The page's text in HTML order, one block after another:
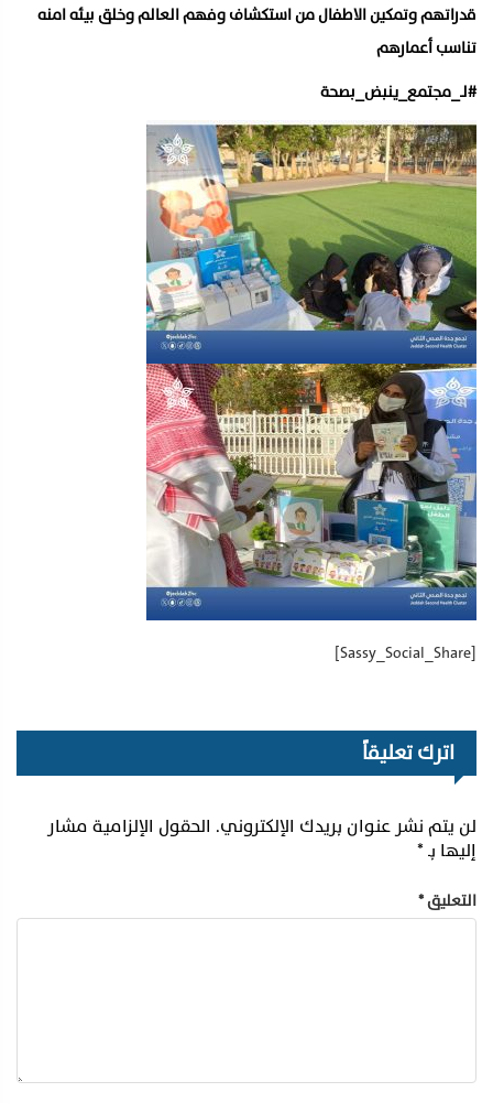
قدراتهم وتمكين الاطفال من استكشاف وفهم العالم وخلق بيئه امنه
تناسب أعمارهم
#لـ_مجتمع_ينبض_بصحة
[Sassy_Social_Share]
اترك تعليقاً
لن يتم نشر عنوان بريدك الإلكتروني. الحقول الإلزامية مشار
إليها بـ*
التعليق*